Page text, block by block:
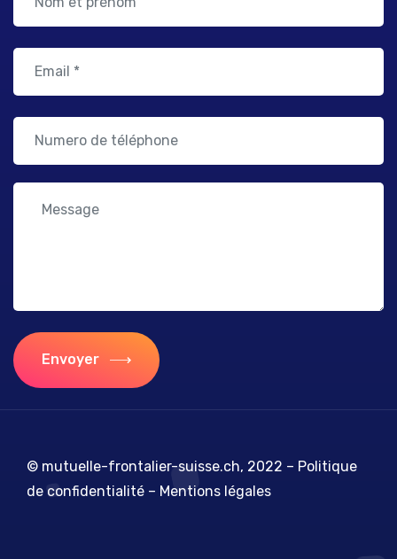
Envoyer
© mutuelle-frontalier-suisse.ch, 2022 – Politique
de confidentialité – Mentions légales